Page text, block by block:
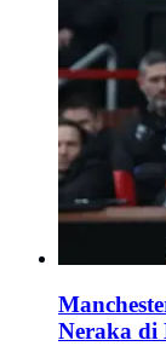
Neraka di